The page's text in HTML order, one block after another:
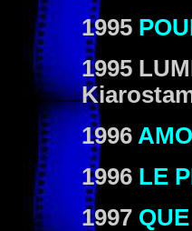
1995
1995
1996
1996 LE
1997